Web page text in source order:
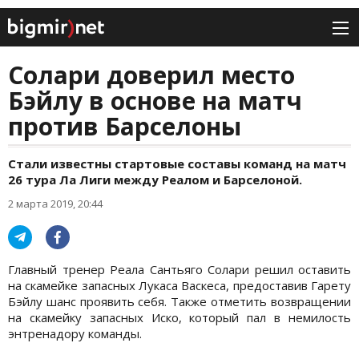
Солари доверил место
Бэйлу в основе на матч
против Барселоны
Стали известны стартовые составы команд на матч
26 тура Ла Лиги между Реалом и Барселоной.
2 марта 2019, 20:44
Главный тренер Реала Сантьяго Солари решил оставить
на скамейке запасных Лукаса Васкеса, предоставив Гарету
Бэйлу шанс проявить себя. Также отметить возвращении
на скамейку запасных Иско, который пал в немилость
энтренадору команды.